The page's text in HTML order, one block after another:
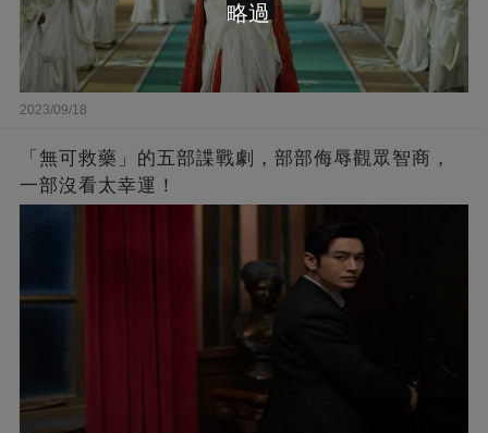
2023/09/18
「無可救藥」的五部諜戰劇，部部侮辱觀眾智商，
一部沒看太幸運！
略過